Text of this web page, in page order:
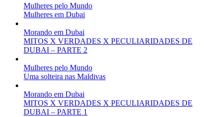
Mulheres pelo Mundo
Mulheres em Dubai
Morando em Dubai
MITOS X VERDADES X PECULIARIDADES DE
DUBAI – PARTE 2
Mulheres pelo Mundo
Uma solteira nas Maldivas
Morando em Dubai
MITOS X VERDADES X PECULIARIDADES DE
DUBAI – PARTE 1